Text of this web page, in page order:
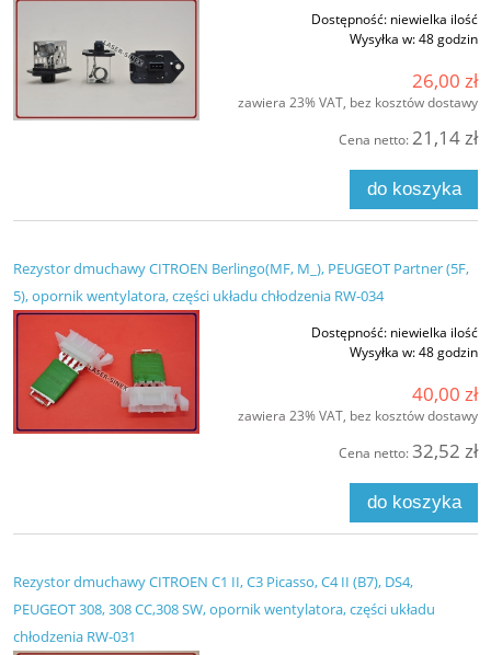
Dostępność: niewielka ilość
Wysyłka w:48 godzin
26,00 zł
zawiera 23% VAT, bez kosztów dostawy
Cena netto:21,14 zł
do koszyka
Rezystor dmuchawy CITROEN Berlingo(MF, M_), PEUGEOT Partner (5F,
5), opornik wentylatora, części układu chłodzenia RW-034
Dostępność: niewielka ilość
Wysyłka w:48 godzin
40,00 zł
zawiera 23% VAT, bez kosztów dostawy
Cena netto:32,52 zł
do koszyka
Rezystor dmuchawy CITROEN C1 II, C3 Picasso, C4 II (B7), DS4,
PEUGEOT 308, 308 CC,308 SW, opornik wentylatora, części układu
chłodzenia RW-031